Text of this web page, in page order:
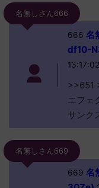
名無しさん666
666 名
df10-
>>651
エフェ
サンク
名無しさん669
669 名